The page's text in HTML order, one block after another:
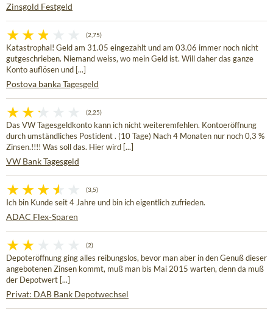
Zinsgold Festgeld
(2,75)
Katastrophal! Geld am 31.05 eingezahlt und am 03.06 immer noch nicht
gutgeschrieben. Niemand weiss, wo mein Geld ist. Will daher das ganze
Konto auflösen und [...]
Postova banka Tagesgeld
(2,25)
Das VW Tagesgeldkonto kann ich nicht weiteremfehlen. Kontoeröffnung
durch umständliches Postident . (10 Tage) Nach 4 Monaten nur noch 0,3 %
Zinsen.!!!! Was soll das. Hier wird [...]
VW Bank Tagesgeld
(3,5)
Ich bin Kunde seit 4 Jahre und bin ich eigentlich zufrieden.
ADAC Flex-Sparen
(2)
Depoteröffnung ging alles reibungslos, bevor man aber in den Genuß dieser
angebotenen Zinsen kommt, muß man bis Mai 2015 warten, denn da muß
der Depotwert [...]
Privat: DAB Bank Depotwechsel